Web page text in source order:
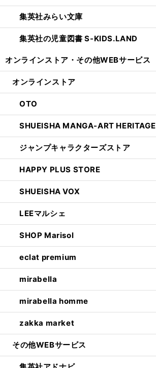
集英社みらい文庫
集英社の児童図書 S-KIDS.LAND
オンラインストア・ その他WEBサービス
オンラインストア
OTO
SHUEISHA MANGA-ART HERITAGE
ジャンプキャラクターズストア
HAPPY PLUS STORE
SHUEISHA VOX
LEEマルシェ
SHOP Marisol
eclat premium
mirabella
mirabella homme
zakka market
その他WEBサービス